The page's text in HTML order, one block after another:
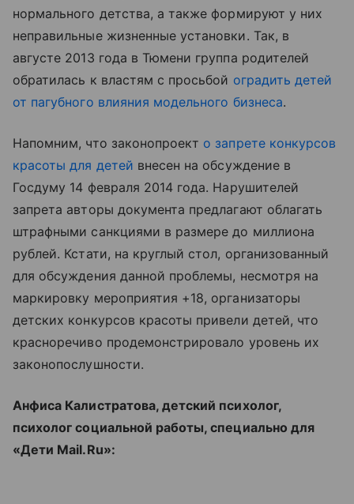
нормального детства, а также формируют у них
неправильные жизненные установки. Так, в
августе 2013 года в Тюмени группа родителей
обратилась к властям с просьбой оградить детей
от пагубного влияния модельного бизнеса.
Напомним, что законопроект о запрете конкурсов
красоты для детей внесен на обсуждение в
Госдуму 14 февраля 2014 года. Нарушителей
запрета авторы документа предлагают облагать
штрафными санкциями в размере до миллиона
рублей. Кстати, на круглый стол, организованный
для обсуждения данной проблемы, несмотря на
маркировку мероприятия +18, организаторы
детских конкурсов красоты привели детей, что
красноречиво продемонстрировало уровень их
законопослушности.
Анфиса Калистратова, детский психолог,
психолог социальной работы, специально для
«Дети Mail.Ru»: